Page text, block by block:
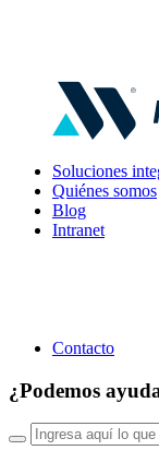
Soluciones
Quiénes somos
Blog
Intranet
Contacto
¿Podemos